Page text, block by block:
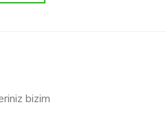
bizim